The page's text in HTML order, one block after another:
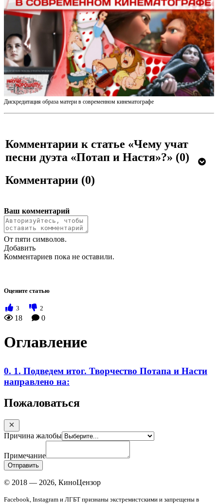
Дискредитация образа матери в современном кинематографе
Комментарии к статье «Чему учат
песни дуэта «Потап и Настя»?» (0)
Комментарии (0)
Ваш комментарий
От пяти символов.
Добавить
Комментариев пока не оставили.
Оцените статью
3 2
18 0
Оглавление
0. 1. Подведем итог. Творчество Потапа и Насти
направлено на:
Пожаловаться
Причина жалобы
Примечание
Отправить
© 2018 — 2026, КиноЦензор
Facebook, Instagram и ЛГБТ признаны экстремистскими и запрещены в